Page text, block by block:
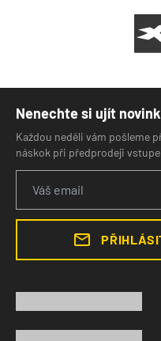
Nenechte si ujít
Každou neděli vám pošleme
náskok při předprodeji